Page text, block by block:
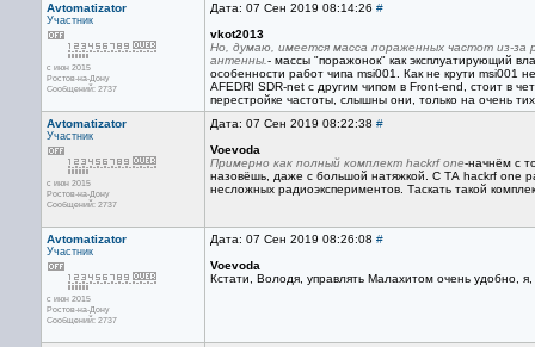
Avtomatizator
Участник
с июн 2015
Ростов-на-Дону
Сообщений: 2737
Дата: 07 Сен 2019 08:14:26 #
vkot2013
Но, думаю, имеется масса пораженных частот из-
антенны. - массы "поражонок" как эксплуатирующий
особенности работ чипа msi001. Как не крути msi001
AFEDRI SDR-net с другим чипом в Front-end, стоит в
перестройке частоты, слышны они, только на очень
Avtomatizator
Участник
с июн 2015
Ростов-на-Дону
Сообщений: 2737
Дата: 07 Сен 2019 08:22:38 #
Voevoda
Примерно как полный комплект hackrf one-начнём с
назовёшь, даже с большой натяжкой. С ТА hackrf one
несложных радиоэкспериментов. Таскать такой
Avtomatizator
Участник
с июн 2015
Ростов-на-Дону
Сообщений: 2737
Дата: 07 Сен 2019 08:26:08 #
Voevoda
Кстати, Володя, управлять Малахитом очень удобно,